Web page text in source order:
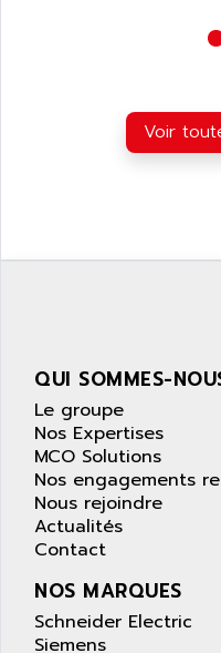
Voir
QUI SOMMES-
Le groupe
Nos Expertises
MCO Solutions
Nos engagements
Nous rejoindre
Actualités
Contact
NOS MARQUES
Schneider Electric
Siemens